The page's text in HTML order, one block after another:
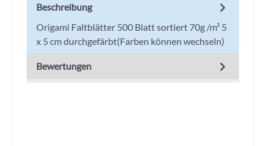
Beschreibung
Origami Faltblätter 500 Blatt sortiert 70g /m² 5
x 5 cm durchgefärbt(Farben können wechseln)
Bewertungen